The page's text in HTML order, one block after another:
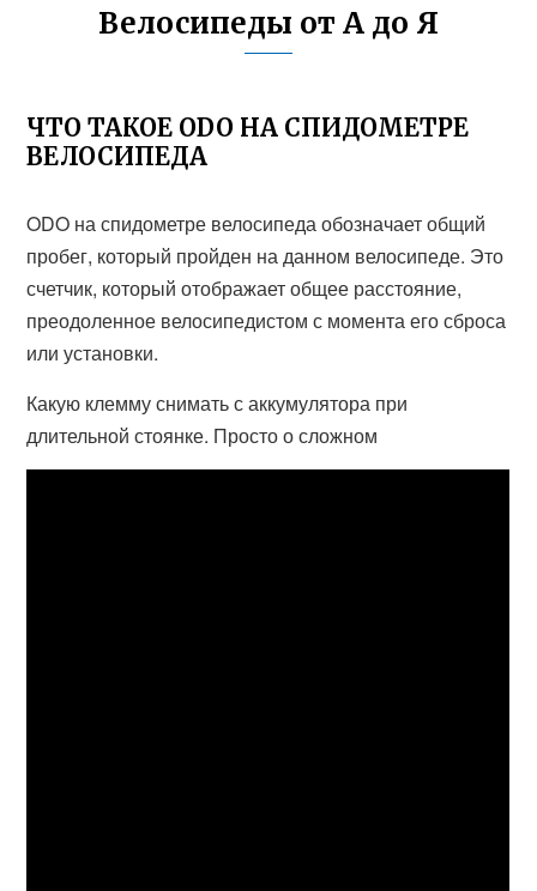
Велосипеды от А до Я
ЧТО ТАКОЕ ODO НА СПИДОМЕТРЕ
ВЕЛОСИПЕДА
ODO на спидометре велосипеда обозначает общий
пробег, который пройден на данном велосипеде. Это
счетчик, который отображает общее расстояние,
преодоленное велосипедистом с момента его сброса
или установки.
Какую клемму снимать с аккумулятора при
длительной стоянке. Просто о сложном